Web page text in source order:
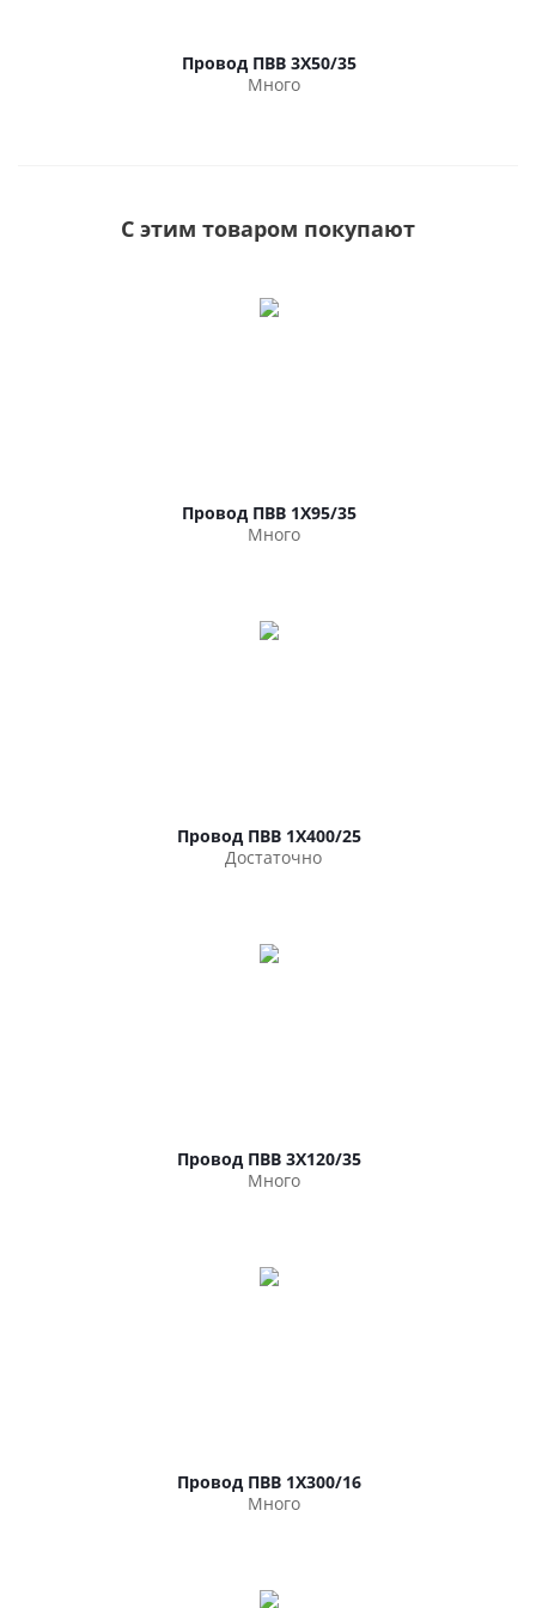
Провод ПВВ 3Х50/35
Много
С этим товаром покупают
Провод ПВВ 1Х95/35
Много
Провод ПВВ 1Х400/25
Достаточно
Провод ПВВ 3Х120/35
Много
Провод ПВВ 1Х300/16
Много